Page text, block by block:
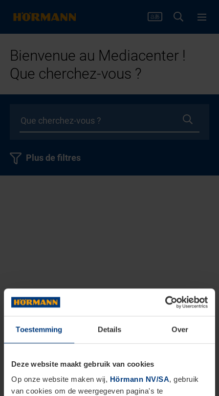
Toestemming Details Over
Deze website maakt gebruik van cookies
Op onze website maken wij, Hörmann NV/SA, gebruik
van cookies om de weergegeven pagina's te
Bienvenue au Mediacenter !
Que cherchez-vous ?
Plus de filtres